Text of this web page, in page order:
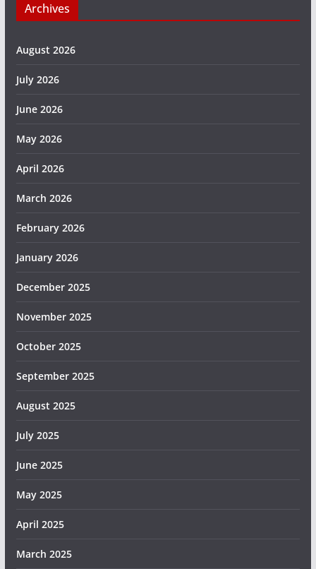
Archives
August 2026
July 2026
June 2026
May 2026
April 2026
March 2026
February 2026
January 2026
December 2025
November 2025
October 2025
September 2025
August 2025
July 2025
June 2025
May 2025
April 2025
March 2025